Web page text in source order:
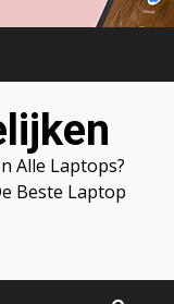
Alle Laptops?
Beste Laptop